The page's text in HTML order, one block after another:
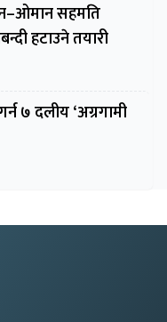
सहमति
हटाउने तयारी